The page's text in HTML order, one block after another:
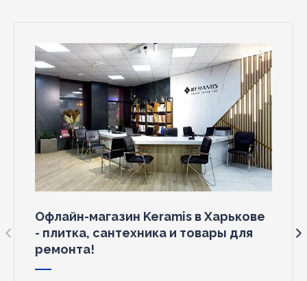
Офлайн-магазин Keramis в Харькове
- плитка, сантехника и товары для
ремонта!